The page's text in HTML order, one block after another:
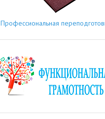
Профессиональная